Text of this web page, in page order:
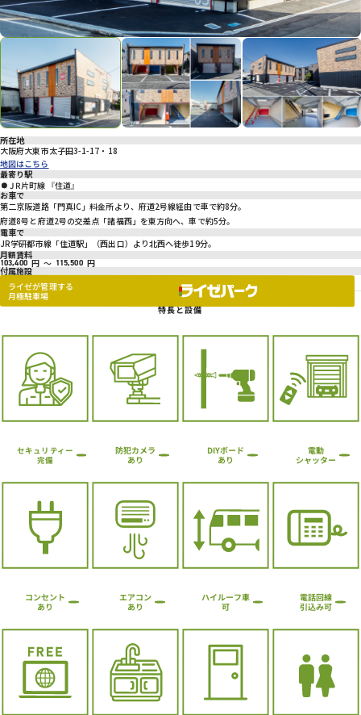
所在地
大阪府大東市太子田3-1-17・18
地図はこちら
最寄り駅
JR片町線 『住道』
お車で
第二京阪道路「門真IC」料金所より、府道2号線経由で車で約8分。
府道8号と府道2号の交差点「諸福西」を東方向へ、車で約5分。
電車で
JR学研都市線「住道駅」（西出口）より北西へ徒歩19分。
月額賃料
103,400 円 ～ 115,500 円
付属施設
ライゼが管理する
月極駐車場
特長と設備
セキュリティー
完備
防犯カメラ
あり
DIYボード
あり
電動
シャッター
コンセント
あり
エアコン
あり
ハイルーフ車
可
電話回線
引込み可